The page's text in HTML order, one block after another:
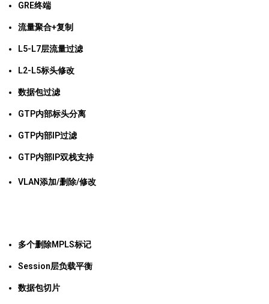
GRE终端
流量聚合+复制
L5-L7层流量过滤
L2-L5标头修改
数据包过滤
GTP内部标头分离
GTP内部IP过滤
GTP内部IP双栈支持
VLAN添加/删除/修改
多个删除MPLS标记
Session层负载平衡
数据包切片